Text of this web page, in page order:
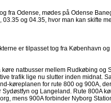
fra Odense, mødes på Odense
03.35 og 04.35, hvor man kan skifte
er tilpasset tog fra København
natbusser mellem Rudkøbing og
trafik lige nu slutter inden midnat.
køreplanen for rute 800 og 900A,
Sydøstfyn og Langeland. Rute 800A
mens 900A forbinder Nyborg